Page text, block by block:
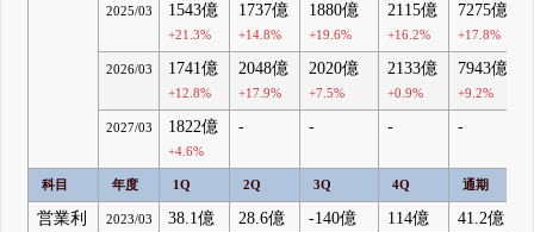
2025/03 1543億
+21.3%
1737億
+14.8%
1880億
+19.6%
2115億
+16.2%
7275億
+17.8%
2026/03 1741億
+12.8%
2048億
+17.9%
2020億
+7.5%
2133億
+0.9%
7943億
+9.2%
2027/03 1822億
+4.6%
- - - -
科目 年度 1Q 2Q 3Q 4Q 通期
営業利
2023/03 38.1億 28.6億 -140億 114億 41.2億